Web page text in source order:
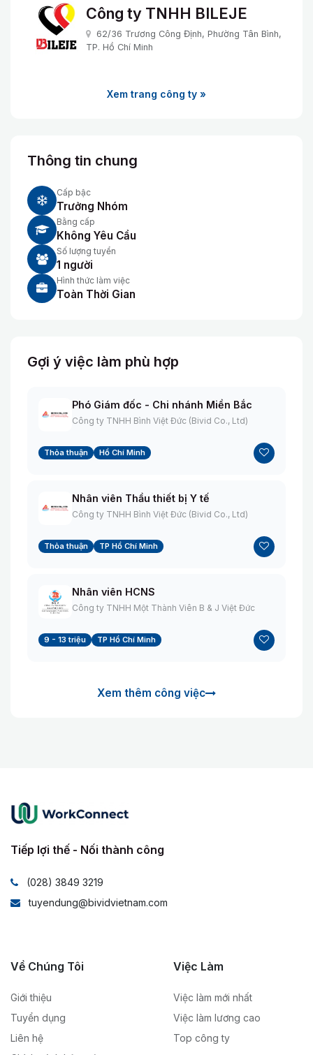
Công ty TNHH BILEJE
62/36 Trương Công Định, Phường Tân Bình,
TP. Hồ Chí Minh
Xem trang công ty »
Thông tin chung
Cấp bậc
Trưởng Nhóm
Bằng cấp
Không Yêu Cầu
Số lượng tuyển
1 người
Hình thức làm việc
Toàn Thời Gian
Gợi ý việc làm phù hợp
Phó Giám đốc - Chi nhánh Miền Bắc
Công ty TNHH Bình Việt Đức (Bivid Co., Ltd)
Thỏa thuận Hồ Chí Minh
Nhân viên Thầu thiết bị Y tế
Công ty TNHH Bình Việt Đức (Bivid Co., Ltd)
Thỏa thuận TP Hồ Chí Minh
Nhân viên HCNS
Công ty TNHH Một Thành Viên B & J Việt Đức
9 - 13 triệu TP Hồ Chí Minh
Xem thêm công việc
Tiếp lợi thế - Nối thành công
(028) 3849 3219
tuyendung@bividvietnam.com
Về Chúng Tôi
Giới thiệu
Tuyển dụng
Liên hệ
Việc Làm
Việc làm mới nhất
Việc làm lương cao
Top công ty